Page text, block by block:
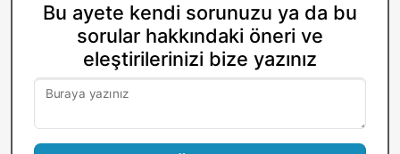
Bu ayete kendi sorunuzu ya da bu
sorular hakkındaki öneri ve
eleştirilerinizi bize yazınız
Buraya yazınız